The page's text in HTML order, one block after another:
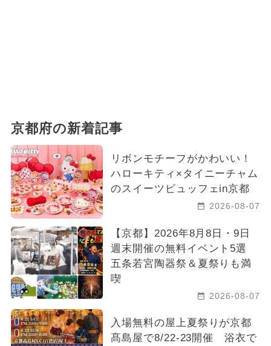
京都府の新着記事
リボンモチーフがかわいい！
ハローキティ×タイニーチャム
のスイーツビュッフェin京都
2026-08-07
【京都】2026年8月8日・9日
週末開催の無料イベント5選
五条若宮陶器祭＆夏祭りも満
喫
2026-08-07
入場無料の屋上夏祭りが京都
髙島屋で8/22-23開催 浴衣で